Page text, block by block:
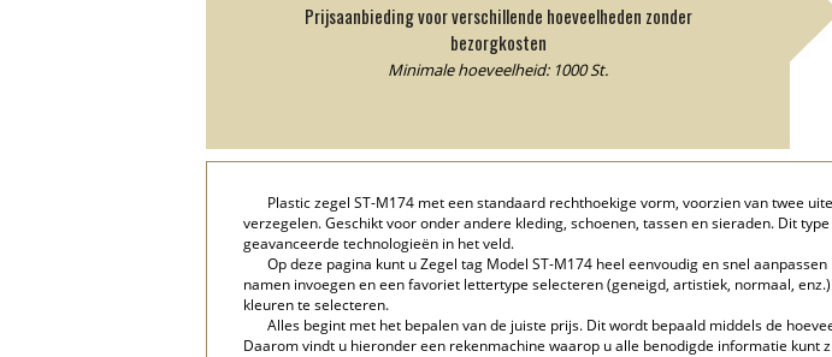
Prijsaanbieding voor verschillende hoeveelheden zonder
bezorgkosten
Minimale hoeveelheid: 1000 St.
Plastic zegel ST-M174 met een standaard rechthoekige vorm, voorzien van twee
verzegelen. Geschikt voor onder andere kleding, schoenen, tassen en sieraden. Dit
geavanceerde technologieën in het veld.
Op deze pagina kunt u Zegel tag Model ST-M174 heel eenvoudig en snel
namen invoegen en een favoriet lettertype selecteren (geneigd, artistiek, normaal,
kleuren te selecteren.
Alles begint met het bepalen van de juiste prijs. Dit wordt bepaald middels de
Daarom vindt u hieronder een rekenmachine waarop u alle benodigde informatie kunt